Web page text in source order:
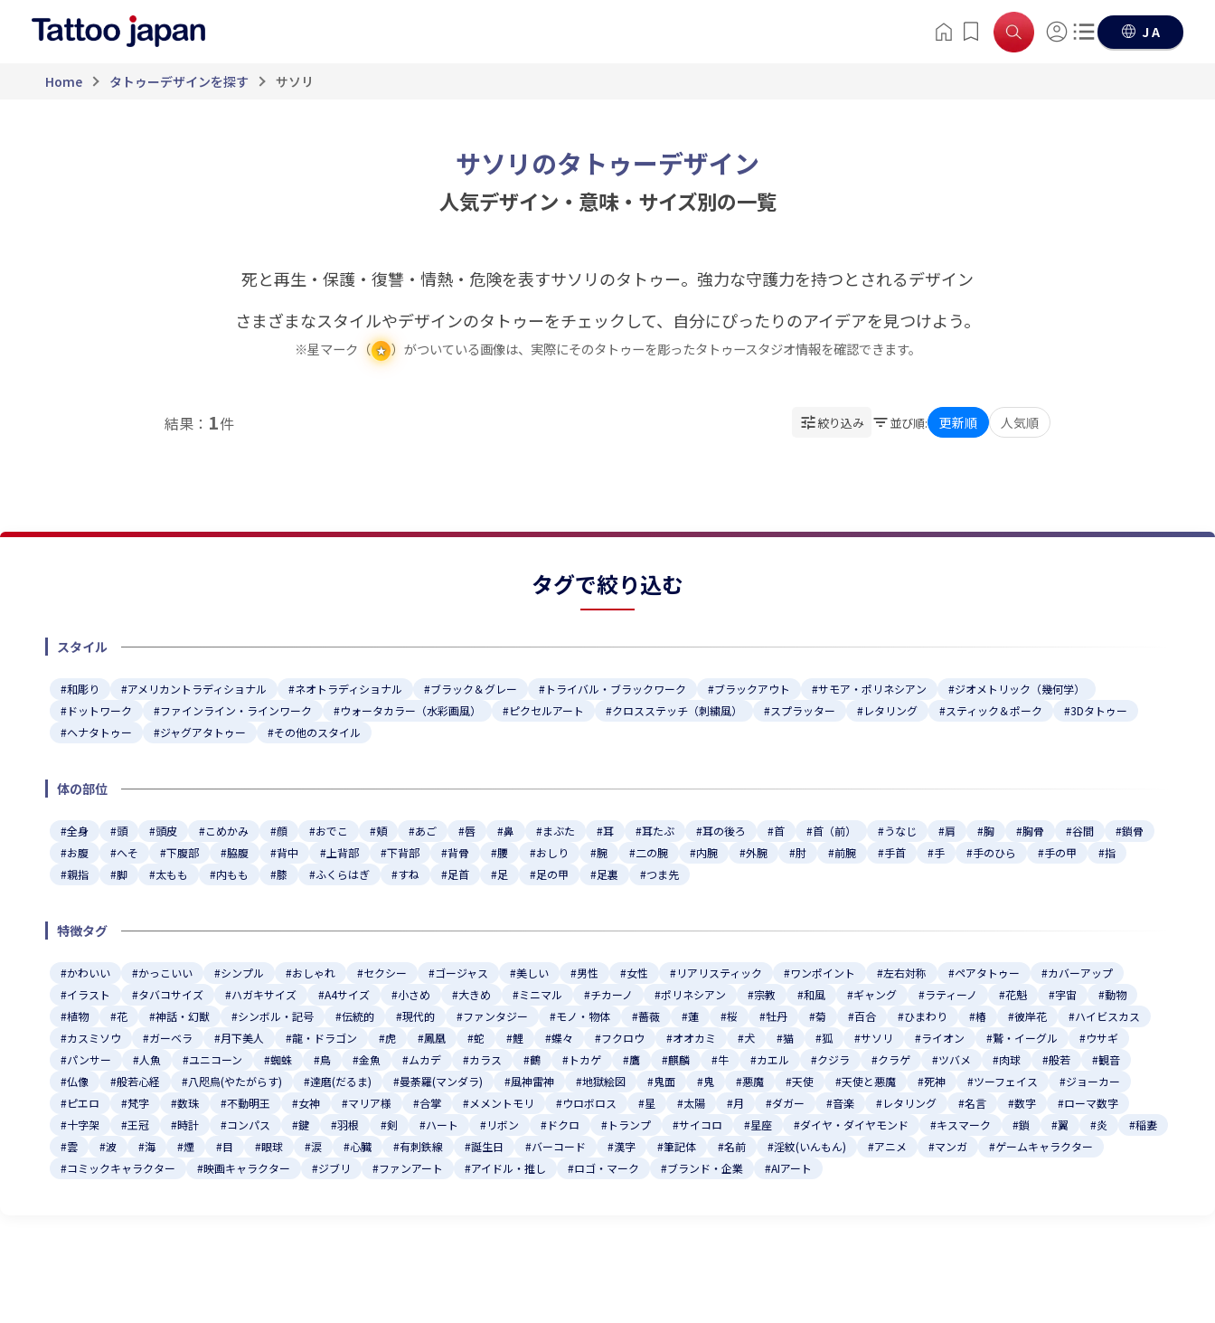
JA
Home タトゥーデザインを探す サソリ
サソリのタトゥーデザイン
人気デザイン・意味・サイズ別の一覧
死と再生・保護・復讐・情熱・危険を表すサソリのタトゥー。強力な守護力を持つとされるデザイン
さまざまなスタイルやデザインのタトゥーをチェックして、自分にぴったりのアイデアを見つけよう。
※星マーク（ ★ ）がついている画像は、実際にそのタトゥーを彫ったタトゥースタジオ情報を確認できます。
結果： 1件 絞り込み 並び順: 更新順 人気順
タグで絞り込む
スタイル
#和彫り #アメリカントラディショナル #ネオトラディショナル #ブラック＆グレー #トライバル・ブラックワーク #ブラックアウト #サモア・ポリネシアン
#ジオメトリック（幾何学）
#ドットワーク
#ファインライン・ラインワーク #ウォータカラー（水彩画風） #ピクセルアート #クロスステッチ（刺繍風） #スプラッター #レタリング #スティック＆ポーク
#3Dタトゥー
#ヘナタトゥー
#ジャグアタトゥー #その他のスタイル
体の部位
#全身 #頭 #頭皮 #こめかみ #顔 #おでこ #頬 #あご #唇 #鼻 #まぶた #耳 #耳たぶ #耳の後ろ #首 #首（前） #うなじ #肩 #胸 #胸骨 #谷間
#鎖骨
#お腹
#へそ #下腹部 #脇腹 #背中 #上背部 #下背部 #背骨 #腰 #おしり #腕 #二の腕 #内腕 #外腕 #肘 #前腕 #手首 #手 #手のひら #手の甲
#指
#親指
#脚 #太もも #内もも #膝 #ふくらはぎ #すね #足首 #足 #足の甲 #足裏 #つま先
特徴タグ
#かわいい #かっこいい #シンプル #おしゃれ #セクシー #ゴージャス #美しい #男性 #女性 #リアリスティック #ワンポイント #左右対称 #ペアタトゥー
#カバーアップ
#イラスト
#タバコサイズ #ハガキサイズ #A4サイズ #小さめ #大きめ #ミニマル #チカーノ #ポリネシアン #宗教 #和風 #ギャング #ラティーノ #花魁 #宇宙
#動物
#植物
#花 #神話・幻獣 #シンボル・記号 #伝統的 #現代的 #ファンタジー #モノ・物体 #薔薇 #蓮 #桜 #牡丹 #菊 #百合 #ひまわり #椿 #彼岸花
#ハイビスカス
#カスミソウ
#ガーベラ #月下美人 #龍・ドラゴン #虎 #鳳凰 #蛇 #鯉 #蝶々 #フクロウ #オオカミ #犬 #猫 #狐 #サソリ #ライオン #鷲・イーグル
#ウサギ
#パンサー
#人魚 #ユニコーン #蜘蛛 #鳥 #金魚 #ムカデ #カラス #鶴 #トカゲ #鷹 #麒麟 #牛 #カエル #クジラ #クラゲ #ツバメ #肉球 #般若
#観音
#仏像
#般若心経 #八咫烏(やたがらす) #達磨(だるま) #曼荼羅(マンダラ) #風神雷神 #地獄絵図 #鬼面 #鬼 #悪魔 #天使 #天使と悪魔 #死神 #ツーフェイス
#ジョーカー
#ピエロ
#梵字 #数珠 #不動明王 #女神 #マリア様 #合掌 #メメントモリ #ウロボロス #星 #太陽 #月 #ダガー #音楽 #レタリング #名言 #数字
#ローマ数字
#十字架
#王冠 #時計 #コンパス #鍵 #羽根 #剣 #ハート #リボン #ドクロ #トランプ #サイコロ #星座 #ダイヤ・ダイヤモンド #キスマーク #鎖 #翼 #炎
#稲妻
#雲
#波 #海 #煙 #目 #眼球 #涙 #心臓 #有刺鉄線 #誕生日 #バーコード #漢字 #筆記体 #名前 #淫紋(いんもん) #アニメ #マンガ
#ゲームキャラクター
#コミックキャラクター
#映画キャラクター #ジブリ #ファンアート #アイドル・推し #ロゴ・マーク #ブランド・企業 #AIアート